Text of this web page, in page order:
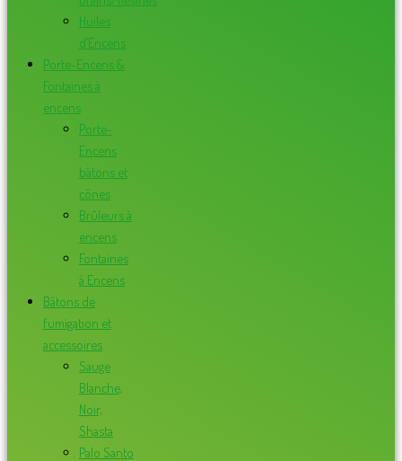
Huiles
d’Encens
Porte-Encens &
Fontaines à
encens
Porte-
Encens
bâtons et
cônes
Brûleurs à
encens
Fontaines
à Encens
Bâtons de
fumigation et
accessoires
Sauge
Blanche,
Noir,
Shasta
Palo Santo